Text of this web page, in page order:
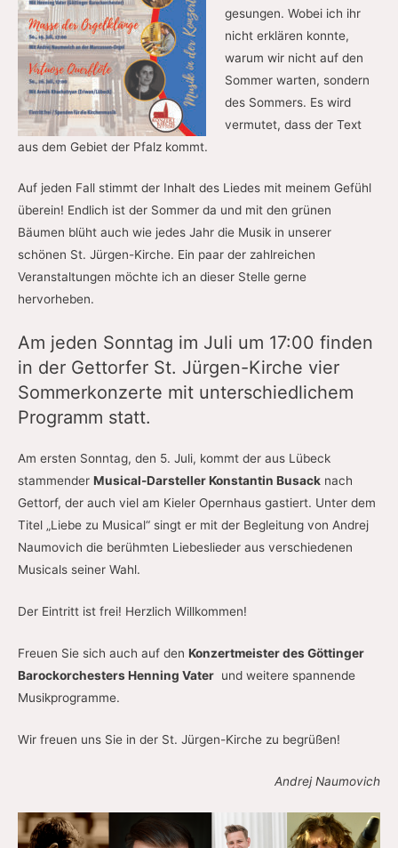
gesungen. Wobei ich ihr
nicht erklären konnte,
warum wir nicht auf den
Sommer warten, sondern
des Sommers. Es wird
vermutet, dass der Text
aus dem Gebiet der Pfalz kommt.
Auf jeden Fall stimmt der Inhalt des Liedes mit meinem Gefühl
überein! Endlich ist der Sommer da und mit den grünen
Bäumen blüht auch wie jedes Jahr die Musik in unserer
schönen St. Jürgen-Kirche. Ein paar der zahlreichen
Veranstaltungen möchte ich an dieser Stelle gerne
hervorheben.
Am jeden Sonntag im Juli um 17:00 finden
in der Gettorfer St. Jürgen-Kirche vier
Sommerkonzerte mit unterschiedlichem
Programm statt.
Am ersten Sonntag, den 5. Juli, kommt der aus Lübeck
stammender Musical-Darsteller Konstantin Busack nach
Gettorf, der auch viel am Kieler Opernhaus gastiert. Unter dem
Titel „Liebe zu Musical“ singt er mit der Begleitung von Andrej
Naumovich die berühmten Liebeslieder aus verschiedenen
Musicals seiner Wahl.
Der Eintritt ist frei! Herzlich Willkommen!
Freuen Sie sich auch auf den Konzertmeister des Göttinger
Barockorchesters Henning Vater und weitere spannende
Musikprogramme.
Wir freuen uns Sie in der St. Jürgen-Kirche zu begrüßen!
Andrej Naumovich